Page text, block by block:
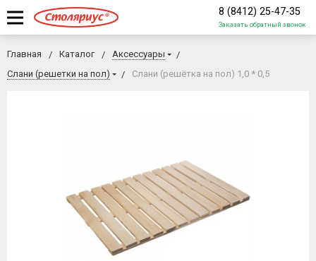
8 (8412) 25-47-35
Заказать обратный звонок
Главная Каталог
Аксессуары
Слани (решетки на пол)
Слани (решётка на пол) 1,0 * 0,5